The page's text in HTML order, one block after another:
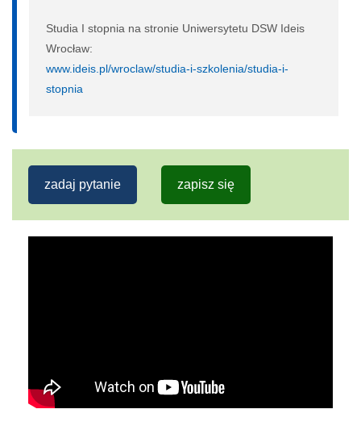
Studia I stopnia na stronie Uniwersytetu DSW Ideis
Wrocław:
www.ideis.pl/wroclaw/studia-i-szkolenia/studia-i-
stopnia
zadaj pytanie zapisz się